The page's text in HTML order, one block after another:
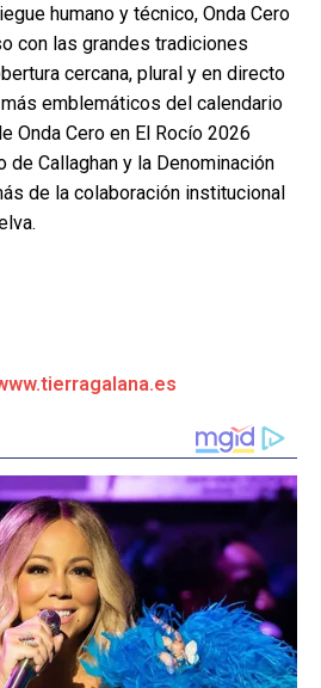
humano y técnico, Onda Cero
con las grandes tradiciones
cercana, plural y en directo
emblemáticos del calendario
Onda Cero en El Rocío 2026
de Callaghan y la Denominación
de la colaboración institucional